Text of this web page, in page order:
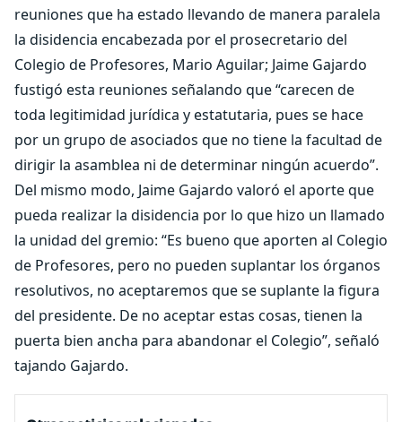
reuniones que ha estado llevando de manera paralela
la disidencia encabezada por el prosecretario del
Colegio de Profesores, Mario Aguilar; Jaime Gajardo
fustigó esta reuniones señalando que “carecen de
toda legitimidad jurídica y estatutaria, pues se hace
por un grupo de asociados que no tiene la facultad de
dirigir la asamblea ni de determinar ningún acuerdo”.
Del mismo modo, Jaime Gajardo valoró el aporte que
pueda realizar la disidencia por lo que hizo un llamado
la unidad del gremio: “Es bueno que aporten al Colegio
de Profesores, pero no pueden suplantar los órganos
resolutivos, no aceptaremos que se suplante la figura
del presidente. De no aceptar estas cosas, tienen la
puerta bien ancha para abandonar el Colegio”, señaló
tajando Gajardo.